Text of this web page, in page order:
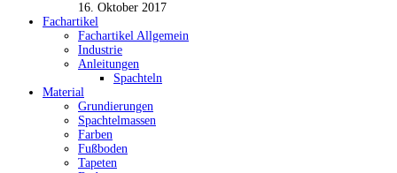
16. Oktober 2017
Fachartikel
Fachartikel Allgemein
Industrie
Anleitungen
Spachteln
Material
Grundierungen
Spachtelmassen
Farben
Fußboden
Tapeten